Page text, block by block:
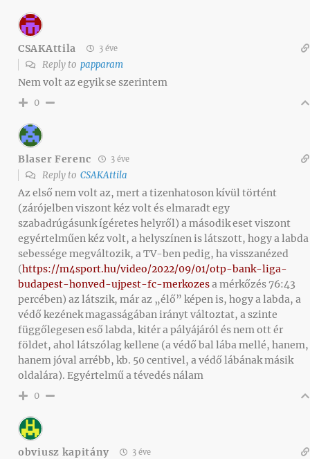
CSAKAttila 3 éve
Reply to papparam
Nem volt az egyik se szerintem
0
Blaser Ferenc 3 éve
Reply to CSAKAttila
Az első nem volt az, mert a tizenhatoson kívül történt
(zárójelben viszont kéz volt és elmaradt egy
szabadrúgásunk ígéretes helyről) a második eset viszont
egyértelműen kéz volt, a helyszínen is látszott, hogy a labda
sebessége megváltozik, a TV-ben pedig, ha visszanézed
(https://m4sport.hu/video/2022/09/01/otp-bank-liga-
budapest-honved-ujpest-fc-merkozesa mérkőzés 76:43
percében) az látszik, már az „élő” képen is, hogy a labda, a
védő kezének magasságában irányt változtat, a szinte
függőlegesen eső labda, kitér a pályájáról és nem ott ér
földet, ahol látszólag kellene (a védő bal lába mellé, hanem,
hanem jóval arrébb, kb. 50 centivel, a védő lábának másik
oldalára). Egyértelmű a tévedés nálam
0
obviusz kapitány 3 éve